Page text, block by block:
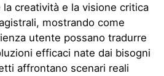
creatività e la visione critica
mostrando come
utente possano tradurre
efficaci nate dai bisogni
affrontano scenari reali